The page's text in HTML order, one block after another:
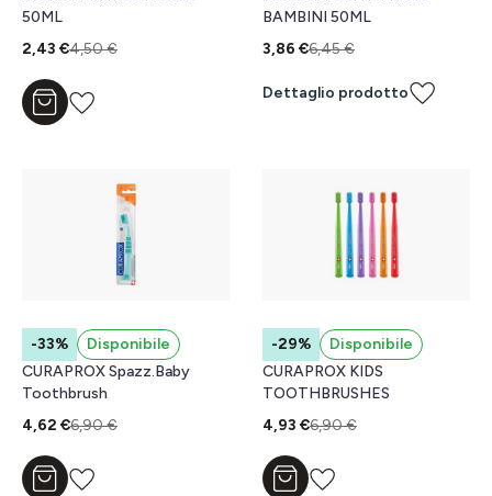
50ML
2,43 €4,50 €
Aggiungi al carrello
BAMBINI 50ML
3,86 €6,45 €
Dettaglio prodotto
-33%
Disponibile
CURAPROX Spazz.Baby
Toothbrush
4,62 €6,90 €
Aggiungi al carrello
-29%
Disponibile
CURAPROX KIDS
TOOTHBRUSHES
4,93 €6,90 €
Aggiungi al carrello